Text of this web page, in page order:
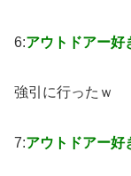
6:アウトドアー好
強引に行ったｗ
7:アウトドアー好